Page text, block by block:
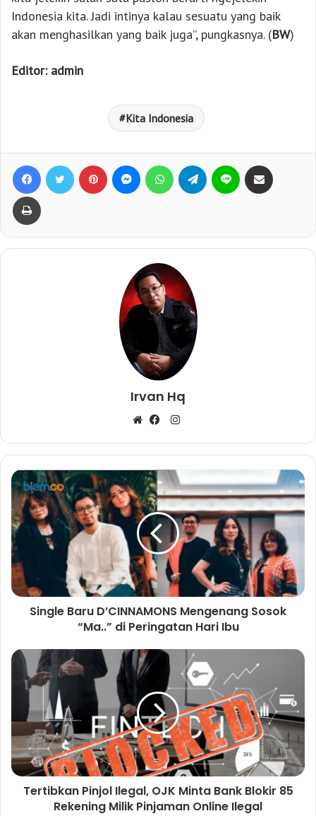
Indonesia kita. Jadi intinya kalau sesuatu yang baik
akan menghasilkan yang baik juga”, pungkasnya. (BW)
Editor: admin
Kita Indonesia
Irvan Hq
e
b
s
i
t
e
a
c
e
b
o
o
k
I
s
a
g
r
a
m
Single Baru D’CINNAMONS Mengenang Sosok
“Ma..” di Peringatan Hari Ibu
Tertibkan Pinjol Ilegal, OJK Minta Bank Blokir 85
Rekening Milik Pinjaman Online Ilegal